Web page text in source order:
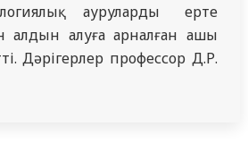
ауруларды ерте
алдын алуға арналған ашық
Дәрігерлер профессор Д.Р.
атындағы клиникалық